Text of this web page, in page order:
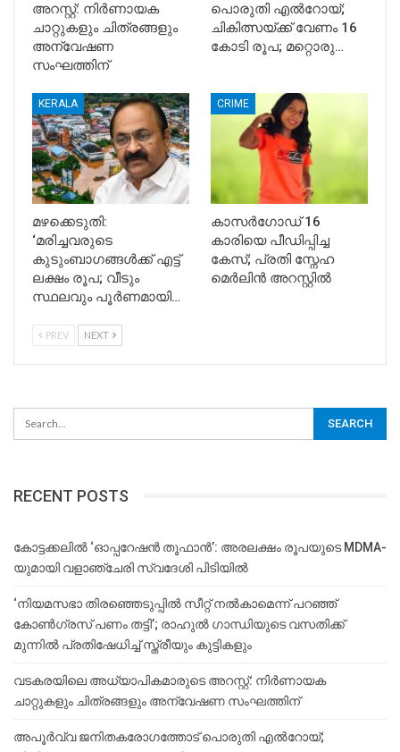
അറസ്റ്റ്: നിർണായക
ചാറ്റുകളും ചിത്രങ്ങളും
അന്വേഷണ
സംഘത്തിന്
പൊരുതി എല്‍റോയ്;
ചികിത്സയ്ക്ക് വേണം 16
കോടി രൂപ; മറ്റൊരു…
KERALA
മഴക്കെടുതി:
‘മരിച്ചവരുടെ
കുടുംബാഗങ്ങൾക്ക് എട്ട്
ലക്ഷം രൂപ; വീടും
സ്ഥലവും പൂർണമായി…
CRIME
കാസർഗോഡ് 16
കാരിയെ പീഡിപ്പിച്ച
കേസ്; പ്രതി സ്നേഹ
മെർലിൻ അറസ്റ്റിൽ
PREV NEXT
RECENT POSTS
കോട്ടക്കലിൽ ‘ഓപ്പറേഷൻ തൂഫാൻ’: അരലക്ഷം രൂപയുടെ MDMA-
യുമായി വളാഞ്ചേരി സ്വദേശി പിടിയിൽ
‘നിയമസഭാ തിരഞ്ഞെടുപ്പിൽ സീറ്റ് നൽകാമെന്ന് പറഞ്ഞ്
കോൺഗ്രസ് പണം തട്ടി’; രാഹുൽ ഗാന്ധിയുടെ വസതിക്ക്
മുന്നിൽ പ്രതിഷേധിച്ച് സ്ത്രീയും കുട്ടികളും
വടകരയിലെ അധ്യാപികമാരുടെ അറസ്റ്റ്: നിർണായക
ചാറ്റുകളും ചിത്രങ്ങളും അന്വേഷണ സംഘത്തിന്
അപൂര്‍വ്വ ജനിതകരോഗത്തോട് പൊരുതി എല്‍റോയ്;